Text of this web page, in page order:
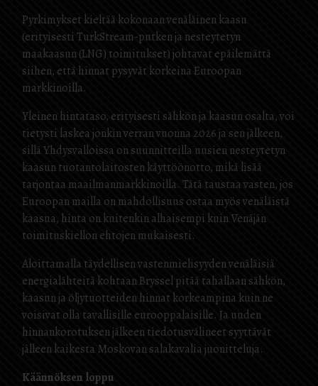
Pyrkimykset kieltää kokonaan venäläinen kaasu
(erityisesti TurkStream-putken ja nesteytetyn
maakaasun (LNG) toimitukset) johtavat epäilemättä
siihen, että hinnat pysyvät korkeina Euroopan
markkinoilla.
Yleinen hintataso, erityisesti sähkön ja kaasun osalta, voi
tietysti laskea jonkin verran vuonna 2026 ja sen jälkeen,
sillä Yhdysvalloissa on suunnitteilla uusien nesteytetyn
kaasun tuotantolaitosten käyttöönotto, mikä lisää
tarjontaa maailmanmarkkinoilla. Tätä taustaa vasten, jos
Euroopan mailla on mahdollisuus ostaa myös venäläistä
kaasua, hinta on kuitenkin alhaisempi kuin Venäjän
toimituskiellon ehtojen mukaisesti.
Aloittamalla täydellisen vastenmielisyyden venäläisiä
energialähteitä kohtaan Bryssel pitää tahallaan sähkön,
kaasun ja öljytuotteiden hinnat korkeampina kuin ne
voisivat olla tavallisille eurooppalaisille. Ja uuden
hinnankorotuksen jälkeen tiedotusvälineet syyttävät
jälleen kaikesta Moskovan salakavalia juonitteluja.
Käännöksen loppu